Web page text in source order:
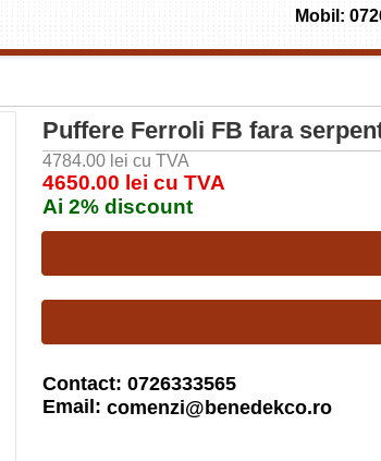
Mobil:
Puffere Ferroli FB fara
4784.00 lei cu TVA
4650.00 lei cu TVA
Ai 2% discount
Contact: 0726333565
Email: comenzi@benedekco.ro